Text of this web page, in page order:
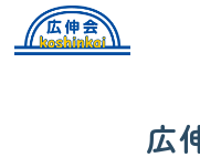
広